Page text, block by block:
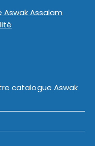
Assalam
catalogue Aswak